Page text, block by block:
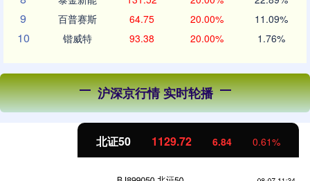
9 百普赛斯 64.75 20.00% 11.09%
10 锴威特 93.38 20.00% 1.76%
沪深京行情 实时轮播
北证50 1129.72 6.84 0.61%